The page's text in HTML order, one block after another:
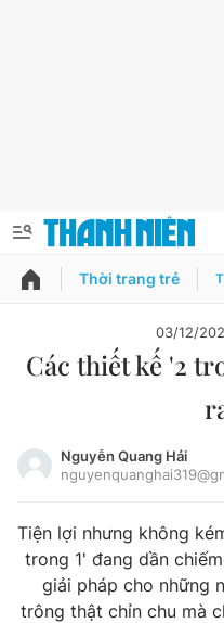
PODCAST QUẢNG CÁO
Chuyên mục khác
Chào ngày mới
Tin thị trường
Thông tin tài khoản
Tin đã lưu
Đăng xuất
Thời trang trẻ
03/12/
Các thiết kế '2
Nguyễn Quang Hải
Tiện lợi nhưng không
trong 1' đang dần
giải pháp cho những
trông thật chỉn chu mà